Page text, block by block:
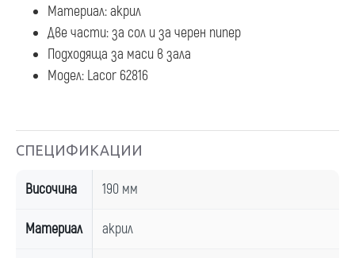
Материал: акрил
Две части: за сол и за черен пипер
Подходяща за маси в зала
Модел: Lacor 62816
СПЕЦИФИКАЦИИ
Височина 190 мм
Материал акрил